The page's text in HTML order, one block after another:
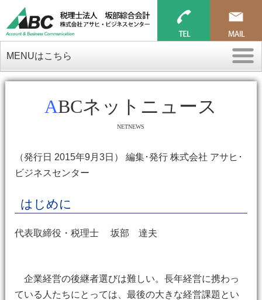
MENUはこちら
ABCネットニュース
NETNEWS
（発行日 2015年9月3日） 編集･発行 株式会社 アサヒ･
ビジネスセンター
はじめに
代表取締役・税理士 坂部 達夫
企業経営の後継者選びは難しい。長年経営に携わっ
ている人たちにとっては、最後の大きな経営課題とい